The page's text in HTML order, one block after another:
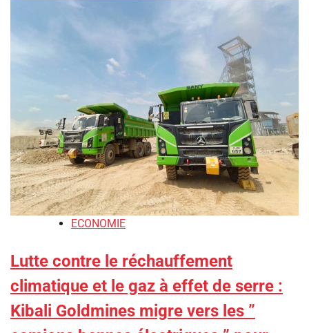
ECONOMIE
Lutte contre le réchauffement
climatique et le gaz à effet de serre :
Kibali Goldmines migre vers les ”